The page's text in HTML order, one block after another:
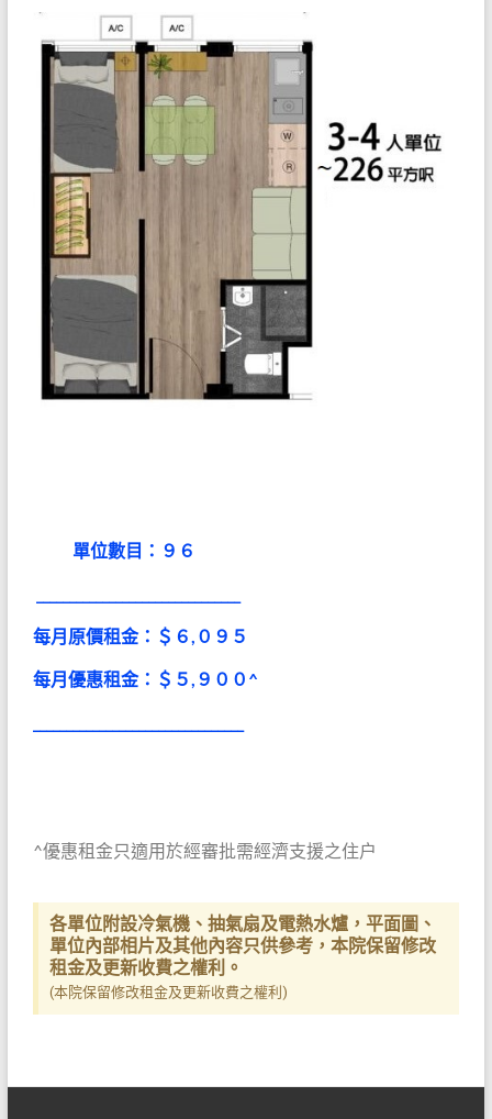
單位數目：９６
每月原價租金：＄６,０ ９ ５
每月優惠租金：＄５,９００^
^優惠租金只適用於經審批需經濟支援之住户
各單位附設冷氣機、抽氣扇及電熱水爐，平面圖、
單位內部相片及其他內容只供參考，本院保留修改
租金及更新收費之權利。
(本院保留修改租金及更新收費之權利)​